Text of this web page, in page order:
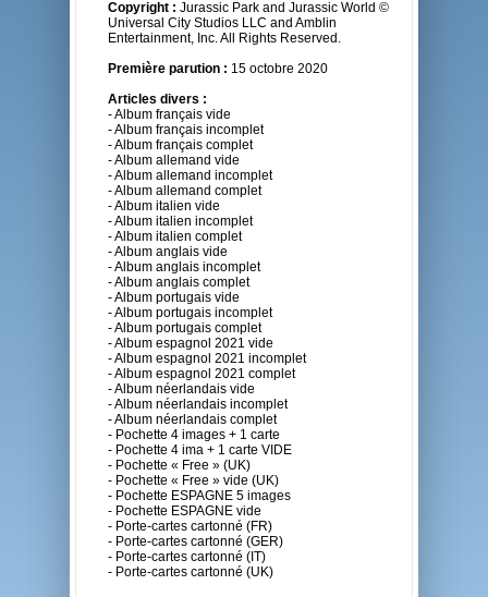
Copyright : Jurassic Park and Jurassic World ©
Universal City Studios LLC and Amblin
Entertainment, Inc. All Rights Reserved.
Première parution : 15 octobre 2020
Articles divers :
- Album français vide
- Album français incomplet
- Album français complet
- Album allemand vide
- Album allemand incomplet
- Album allemand complet
- Album italien vide
- Album italien incomplet
- Album italien complet
- Album anglais vide
- Album anglais incomplet
- Album anglais complet
- Album portugais vide
- Album portugais incomplet
- Album portugais complet
- Album espagnol 2021 vide
- Album espagnol 2021 incomplet
- Album espagnol 2021 complet
- Album néerlandais vide
- Album néerlandais incomplet
- Album néerlandais complet
- Pochette 4 images + 1 carte
- Pochette 4 ima + 1 carte VIDE
- Pochette « Free » (UK)
- Pochette « Free » vide (UK)
- Pochette ESPAGNE 5 images
- Pochette ESPAGNE vide
- Porte-cartes cartonné (FR)
- Porte-cartes cartonné (GER)
- Porte-cartes cartonné (IT)
- Porte-cartes cartonné (UK)